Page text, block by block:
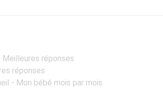
iPad
Meilleures réponses
réponses
- Mon bébé mois par mois